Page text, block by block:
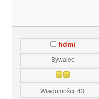
hdmi
Bywalec
Wiadomości: 43